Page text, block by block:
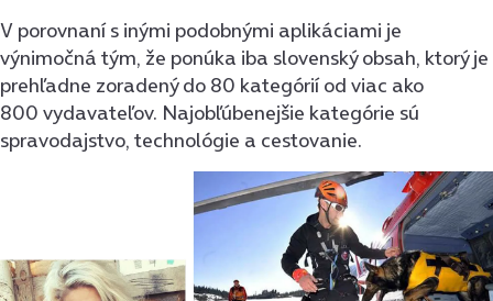
V porovnaní s inými podobnými aplikáciami je
výnimočná tým, že ponúka iba slovenský obsah, ktorý je
prehľadne zoradený do 80 kategórií od viac ako
800 vydavateľov. Najobľúbenejšie kategórie sú
spravodajstvo, technológie a cestovanie.